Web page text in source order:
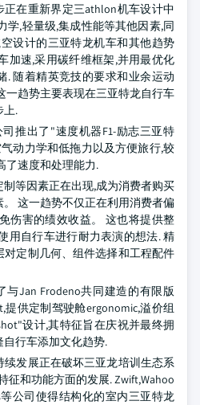
在重新界定三athlon机车设计中
学,轻量级,集成性能等其他因素,同
设计的三亚特龙机车和其他趋势
加速,采用碳纤维框架,并用最优化
. 随着精英竞技的要求和业余运动
一趋势主要表现在三亚特龙自行车
上.
司推出了"速度机器F1-励志三亚特
动力学和低拖力以及方便旅行,较
了速度和处理能力.
等因素正在出现,成为消费者购买
这一趋势不仅正在利用消费者偏
伤害的绩效收益。 这也将提供整
用自行车进行耐力表演的想法. 精
定制几何、组件选择和工程配件
与Jan Frodeno共同建造的有限版
提供定制驾驶舱ergonomic,溢价组
设计,其特征旨在庆祝并最终拥
行车添加文化趋势.
发展正在破坏三亚龙培训生态系
征和功能方面的发展. Zwift,Wahoo
等公司使得结构化的室内三亚特龙